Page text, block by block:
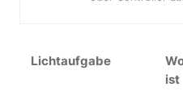
Lichtaufgabe
ist